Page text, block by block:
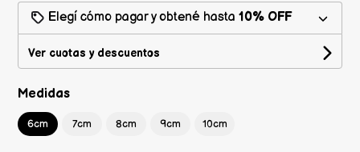
Elegí cómo pagar y obtené hasta10% OFF
Ver cuotas y descuentos
Medidas
6cm 7cm 8cm 9cm 10cm